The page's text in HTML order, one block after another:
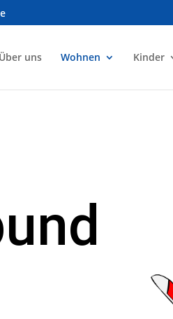
Über uns Wohnen Kinder